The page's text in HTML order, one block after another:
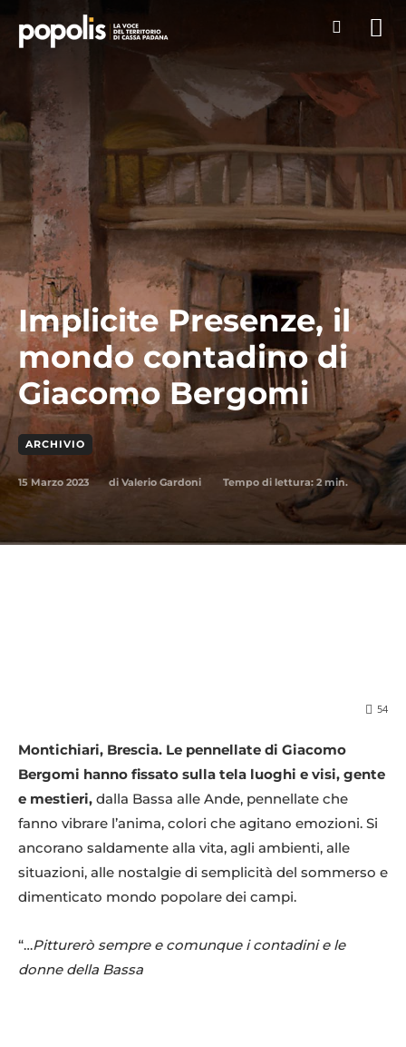
Implicite Presenze, il
mondo contadino di
Giacomo Bergomi
ARCHIVIO
15 Marzo 2023 di Valerio Gardoni Tempo di lettura: 2min.
54
Montichiari, Brescia. Le pennellate di Giacomo
Bergomi hanno fissato sulla tela luoghi e visi, gente
e mestieri, dalla Bassa alle Ande, pennellate che
fanno vibrare l’anima, colori che agitano emozioni. Si
ancorano saldamente alla vita, agli ambienti, alle
situazioni, alle nostalgie di semplicità del sommerso e
dimenticato mondo popolare dei campi.
“…Pitturerò sempre e comunque i contadini e le
donne della Bassa